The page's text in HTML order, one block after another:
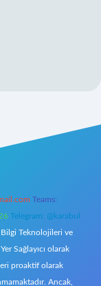
www.betexper.xyz/
Teams:
Telegram: @karabul
Bilgi Teknolojileri ve
Sağlayıcı olarak
proaktif olarak
Ancak,